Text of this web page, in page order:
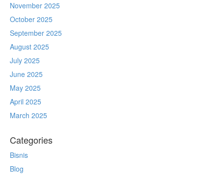
November 2025
October 2025
September 2025
August 2025
July 2025
June 2025
May 2025
April 2025
March 2025
Categories
Bisnis
Blog